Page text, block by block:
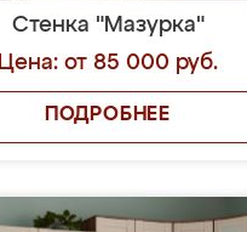
Стенка "Мазурка"
Цена: от 85 000 руб.
ПОДРОБНЕЕ